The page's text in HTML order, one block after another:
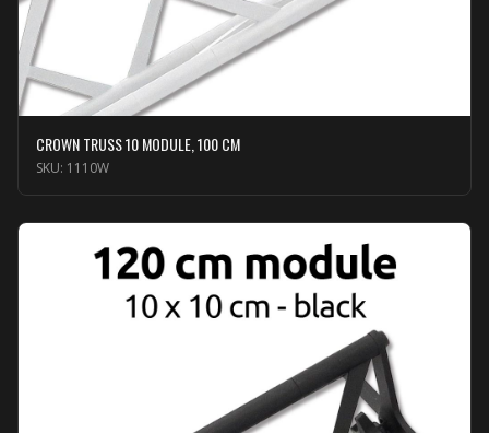
CROWN TRUSS 10 MODULE, 100 CM
SKU: 1110W